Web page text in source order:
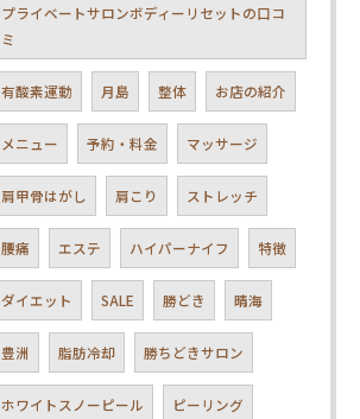
プライベートサロンボディーリセットの口コ
ミ
有酸素運動 月島 整体 お店の紹介
メニュー 予約・料金 マッサージ
肩甲骨はがし 肩こり ストレッチ
腰痛 エステ ハイパーナイフ 特徴
ダイエット SALE 勝どき 晴海
豊洲 脂肪冷却 勝ちどきサロン
ホワイトスノーピール ピーリング